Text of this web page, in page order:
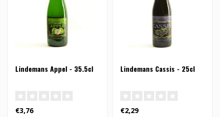
Lindemans Appel - 35.5cl
€3,76
Lindemans Cassis - 25cl
€2,29